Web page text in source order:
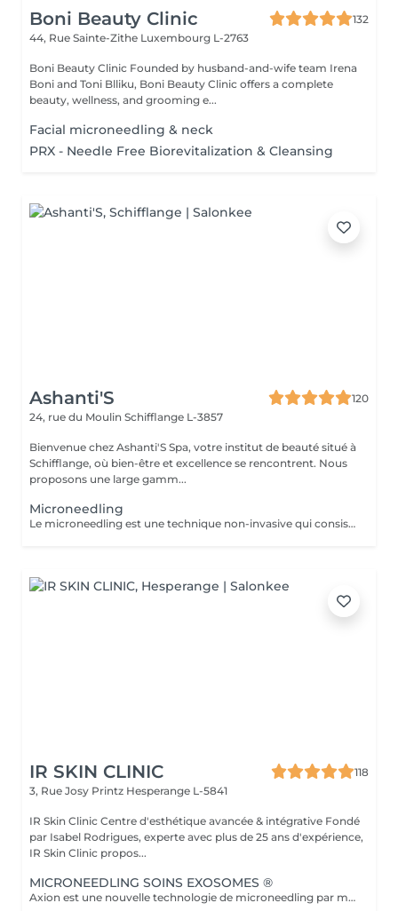
Boni Beauty Clinic
132
44, Rue Sainte-Zithe Luxembourg L-2763
Boni Beauty Clinic Founded by husband-and-wife team Irena
Boni and Toni Blliku, Boni Beauty Clinic offers a complete
beauty, wellness, and grooming e...
Facial microneedling & neck
PRX - Needle Free Biorevitalization & Cleansing
Ashanti'S
120
24, rue du Moulin Schifflange L-3857
Bienvenue chez Ashanti'S Spa, votre institut de beauté situé à
Schifflange, où bien-être et excellence se rencontrent. Nous
proposons une large gamm...
Microneedling
Le microneedling est une technique non-invasive qui consiste à créer des micro-perforations sur la peau à l'aide d'une pièce à main équipée de micro-aiguilles. A chaque passage, celles-ci stimulent l'épiderme et agissent sur la circulation sanguine. La production d'élastine, de fibroblastes et de collagène, responsables de l'élasticité et de la fermeté de la peau, est relancée, ce qui densifie le derme et booste sa qualité.
IR SKIN CLINIC
118
3, Rue Josy Printz Hesperange L-5841
IR Skin Clinic Centre d'esthétique avancée & intégrative Fondé
par Isabel Rodrigues, experte avec plus de 25 ans d'expérience,
IR Skin Clinic propos...
MICRONEEDLING SOINS EXOSOMES ®
Axion est une nouvelle technologie de microneedling par mesoestetic qui crée des micro-canaux dans la peau pour une régénération améliorée. Elle est associée aux nouveaux cocktails c.prof mesoxome®, qui intègrent des exosomes, PDRN, niacinamide et AD+ pour cibler le vieillissement, la fermeté et la revitalisation cutanée. Ce soin est toujours réalisé après un skin diagnostic directement réservable dans la rubrique esthétique avancée. pour votre sécurité et nous nous réservons le droit de modifier le traitement.